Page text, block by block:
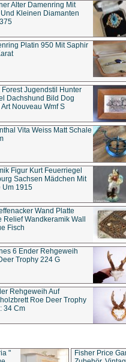
Alter Damenring Mit
Kleinen Diamanten
Platin 950 Mit Saphir
Forest Jugendstil Hunter
Dachshund Bild Dog
Art Nouveau Wmf S
Vita Weiss Matt Schale
Figur Kurt Feuerriegel
Sachsen Mädchen Mit
Um 1915
Wand Platte
Relief Wandkeramik Wall
Fisch
6 Ender Rehgeweih
Trophy 224 G
Rehgeweih Auf
Roe Deer Trophy
34 Cm
"
Fisher Price